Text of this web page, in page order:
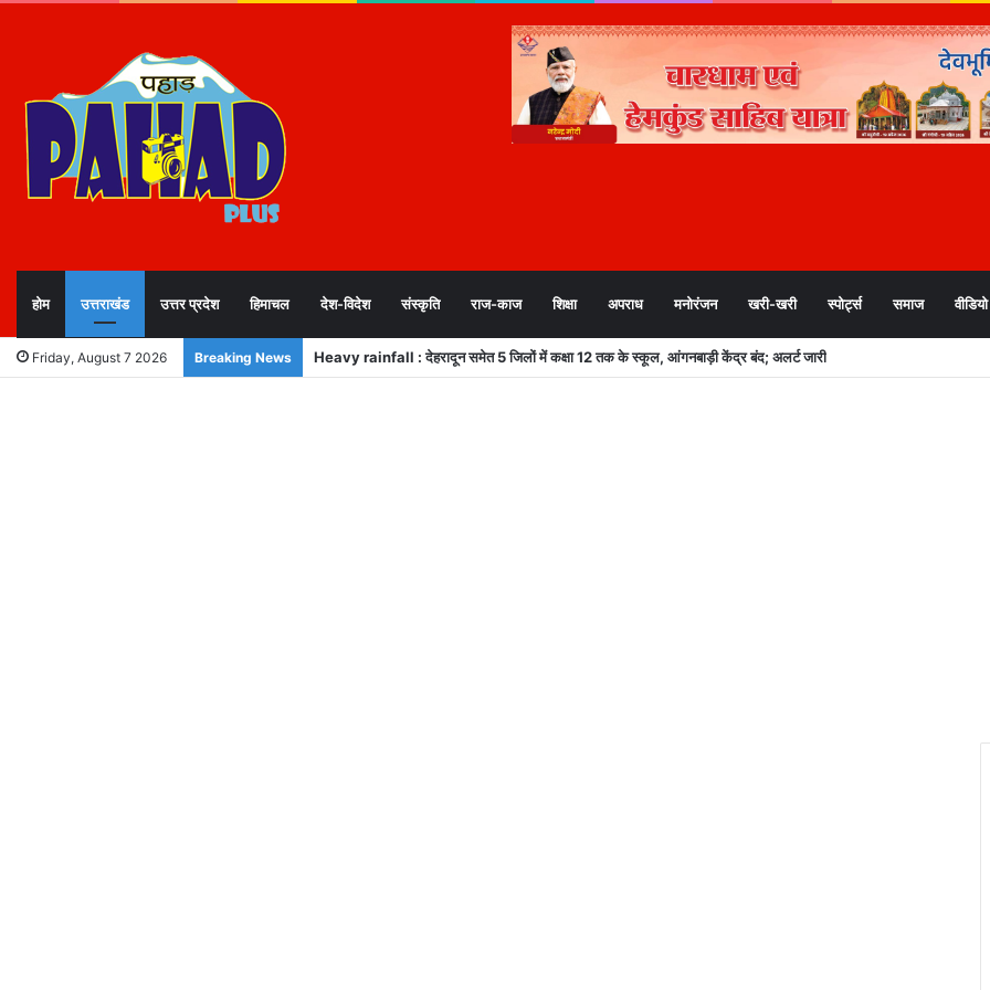
होम उत्तराखंड उत्तर प्रदेश हिमाचल देश-विदेश संस्कृति राज-काज शिक्षा अपराध मनोरंजन खरी-खरी स्पोर्ट्स समाज वीडियो
Friday, August 7 2026 Breaking News Heavy rainfall : देहरादून समेत 5 जिलों में कक्षा 12 तक के स्कूल, आंगनबाड़ी केंद्र बंद; अलर्ट जारी